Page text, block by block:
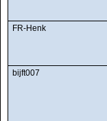
FR-Henk
bijft007